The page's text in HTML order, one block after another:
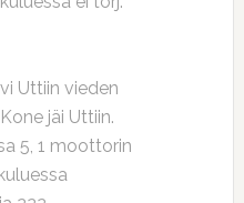
Uttiin vieden
jäi Uttiin.
5, 1 moottorin